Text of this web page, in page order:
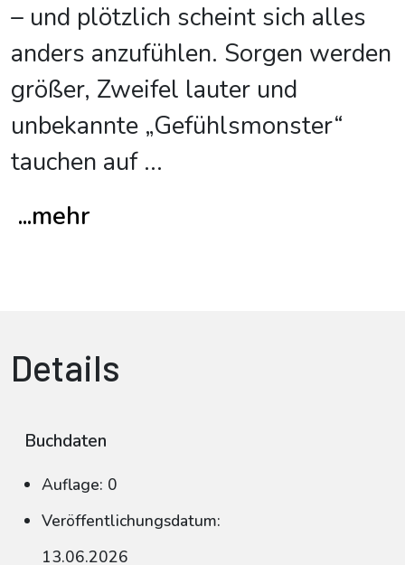
– und plötzlich scheint sich alles
anders anzufühlen. Sorgen werden
größer, Zweifel lauter und
unbekannte „Gefühlsmonster“
tauchen auf...
...mehr
Details
Buchdaten
Auflage: 0
Veröffentlichungsdatum:
13.06.2026